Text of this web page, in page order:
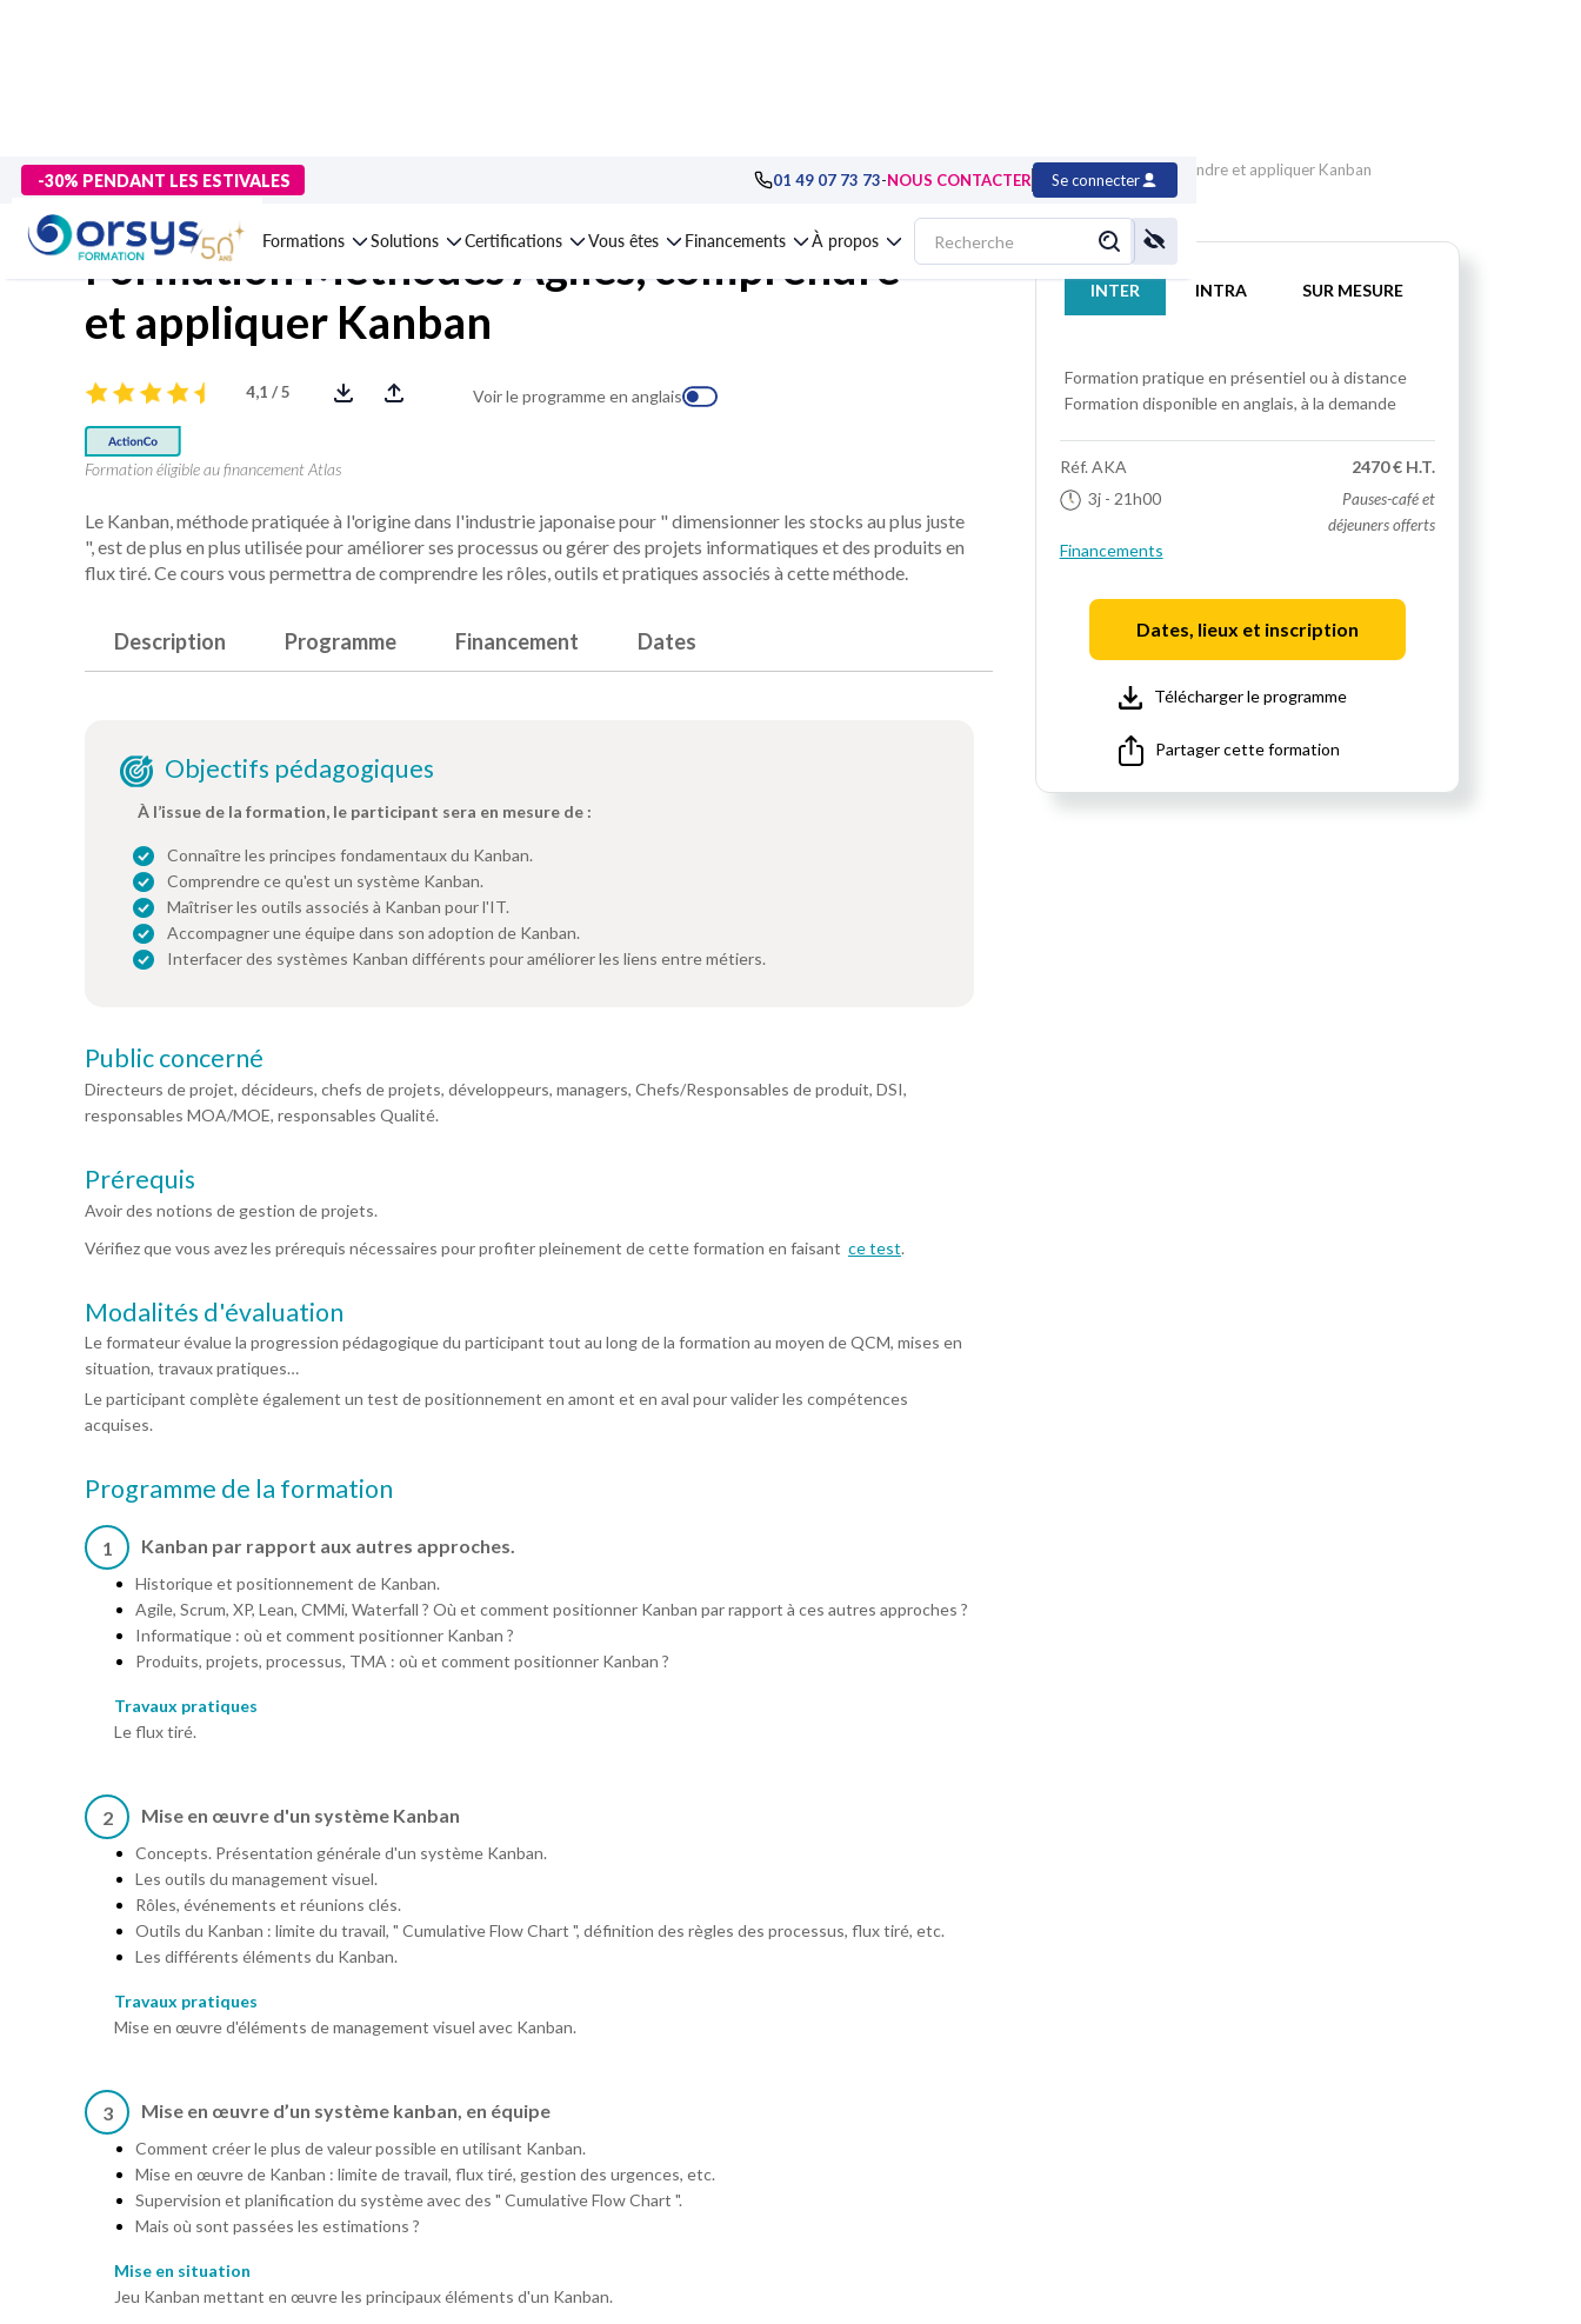
-30% PENDANT LES ESTIVALES 01 49 07 73 73-NOUS CONTACTER Se connecter
Formations Solutions Certifications Vous êtes Financements À propos
> Formations>Technologies numériques Référentiels ITIL®, ISO, COBIT®... Formation Méthodes Agiles, comprendre et appliquer Kanban
Formation Méthodes Agiles, comprendre
et appliquer Kanban
4,1 / 5 Voir le programme en anglais
Formation éligible au financement Atlas
INTER INTRA SUR MESURE
Formation pratique en présentiel ou à distance
Formation disponible en anglais, à la demande
Réf. AKA
3j - 21h00
2470 € H.T.
Pauses-café et
déjeuners offerts
Financements
Dates, lieux et inscription
Télécharger le programme
Partager cette formation
Le Kanban, méthode pratiquée à l'origine dans l'industrie japonaise pour " dimensionner les stocks au plus juste
", est de plus en plus utilisée pour améliorer ses processus ou gérer des projets informatiques et des produits en
flux tiré. Ce cours vous permettra de comprendre les rôles, outils et pratiques associés à cette méthode.
Description Programme Financement Dates
Objectifs pédagogiques
À l’issue de la formation, le participant sera en mesure de :
Connaître les principes fondamentaux du Kanban.
Comprendre ce qu'est un système Kanban.
Maîtriser les outils associés à Kanban pour l'IT.
Accompagner une équipe dans son adoption de Kanban.
Interfacer des systèmes Kanban différents pour améliorer les liens entre métiers.
Public concerné
Directeurs de projet, décideurs, chefs de projets, développeurs, managers, Chefs/Responsables de produit, DSI,
responsables MOA/MOE, responsables Qualité.
Prérequis
Avoir des notions de gestion de projets.
Vérifiez que vous avez les prérequis nécessaires pour profiter pleinement de cette formation en faisant ce test.
Modalités d'évaluation
Le formateur évalue la progression pédagogique du participant tout au long de la formation au moyen de QCM, mises en
situation, travaux pratiques…
Le participant complète également un test de positionnement en amont et en aval pour valider les compétences
acquises.
Programme de la formation
1 Kanban par rapport aux autres approches.
Historique et positionnement de Kanban.
Agile, Scrum, XP, Lean, CMMi, Waterfall ? Où et comment positionner Kanban par rapport à ces autres approches ?
Informatique : où et comment positionner Kanban ?
Produits, projets, processus, TMA : où et comment positionner Kanban ?
Travaux pratiques
Le flux tiré.
2 Mise en œuvre d'un système Kanban
Concepts. Présentation générale d'un système Kanban.
Les outils du management visuel.
Rôles, événements et réunions clés.
Outils du Kanban : limite du travail, " Cumulative Flow Chart ", définition des règles des processus, flux tiré, etc.
Les différents éléments du Kanban.
Travaux pratiques
Mise en œuvre d'éléments de management visuel avec Kanban.
3 Mise en œuvre d’un système kanban, en équipe
Comment créer le plus de valeur possible en utilisant Kanban.
Mise en œuvre de Kanban : limite de travail, flux tiré, gestion des urgences, etc.
Supervision et planification du système avec des " Cumulative Flow Chart ".
Mais où sont passées les estimations ?
Mise en situation
Jeu Kanban mettant en œuvre les principaux éléments d'un Kanban.